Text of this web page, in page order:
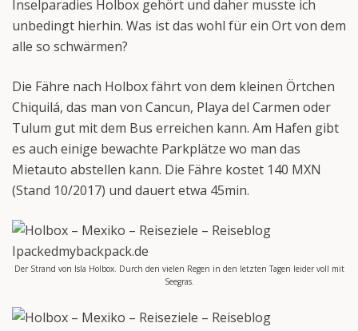
Inselparadies Holbox gehört und daher musste ich
unbedingt hierhin. Was ist das wohl für ein Ort von dem
alle so schwärmen?
Die Fähre nach Holbox fährt von dem kleinen Örtchen
Chiquilá, das man von Cancun, Playa del Carmen oder
Tulum gut mit dem Bus erreichen kann. Am Hafen gibt
es auch einige bewachte Parkplätze wo man das
Mietauto abstellen kann. Die Fähre kostet 140 MXN
(Stand 10/2017) und dauert etwa 45min.
Der Strand von Isla Holbox. Durch den vielen Regen in den letzten Tagen leider voll mit
Seegras.